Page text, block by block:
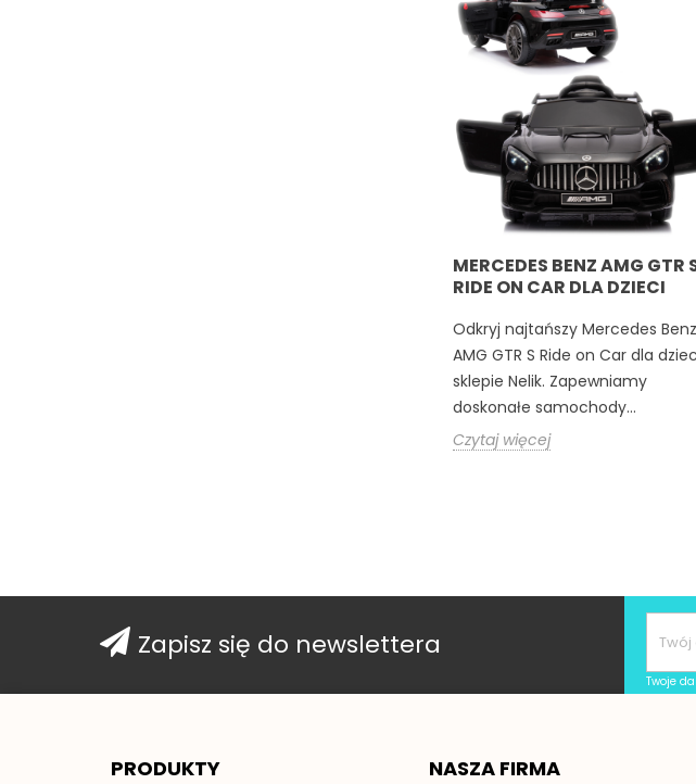
MERCEDES BENZ AMG GTR
RIDE ON CAR DLA DZIECI
Odkryj najtańszy Mercedes Benz
AMG GTR S Ride on Car dla
sklepie Nelik. Zapewniamy
doskonałe samochody...
Czytaj więcej
Zapisz się do newslettera
Twoje
PRODUKTY NASZA FIRMA